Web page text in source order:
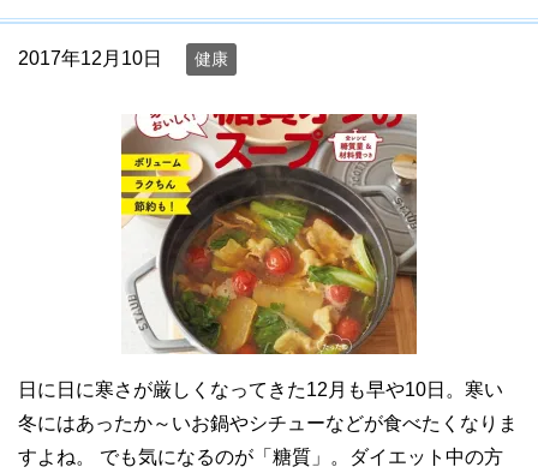
2017年12月10日 健康
日に日に寒さが厳しくなってきた12月も早や10日。寒い
冬にはあったか～いお鍋やシチューなどが食べたくなりま
すよね。 でも気になるのが「糖質」。ダイエット中の方